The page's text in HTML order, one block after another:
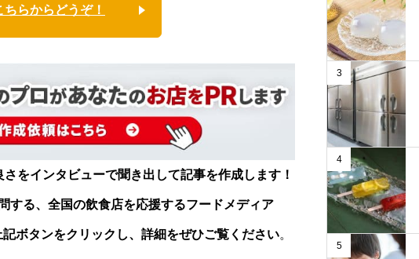
らからどうぞ！
をインタビューで聞き出して記事を作成します！
する、全国の飲食店を応援するフードメディア
ボタンをクリックし、詳細をぜひご覧ください。
3
4
5